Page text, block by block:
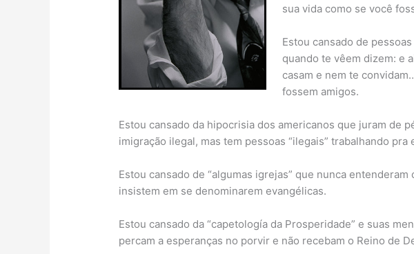
sua vida como se você
Estou cansado de
quando te vêem dizem: e
casam e nem te
fossem amigos.
Estou cansado da hipocrisia dos americanos que juram de
imigração ilegal, mas tem pessoas “ilegais” trabalhando pra
Estou cansado de “algumas igrejas” que nunca entenderam
insistem em se denominarem evangélicas.
Estou cansado da “capetología da Prosperidade” e suas
percam a esperanças no porvir e não recebam o Reino de